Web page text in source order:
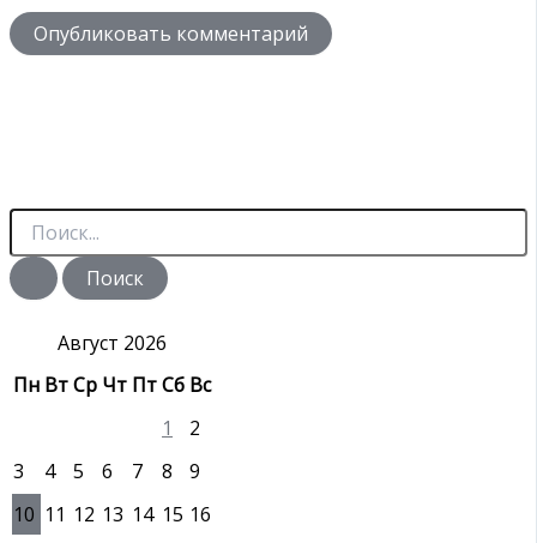
П
и
с
Август 2026
Пн ВтСр Чт ПтСб Вс
1
2
3
4 5 6 7 8
9
10 11 12 13 14 15 16